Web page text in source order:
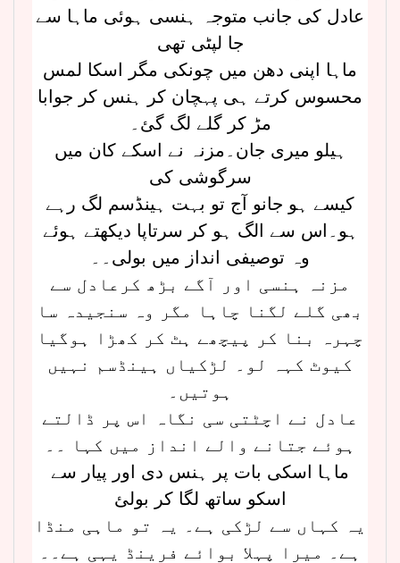
عادل کی جانب متوجہ ہنسی ہوئی ماہا سے
جا لپٹی تھی
ماہا اپنی دھن میں چونکی مگر اسکا لمس
محسوس کرتے ہی پہچان کر ہنس کر جوابا
مڑ کر گلے لگ گئ۔
ہیلو میری جان۔مزنہ نے اسکے کان میں
سرگوشی کی
کیسے ہو جانو آج تو بہت ہینڈسم لگ رہے
ہو۔اس سے الگ ہو کر سرتاپا دیکھتے ہوئے
وہ توصیفی انداز میں بولی۔۔
مزنہ ہنسی اور آگے بڑھ کرعادل سے
بھی گلے لگنا چاہا مگر وہ سنجیدہ سا
چہرہ بنا کر پیچھے ہٹ کر کھڑا ہوگیا
کیوٹ کہہ لو۔ لڑکیاں ہینڈسم نہیں
ہوتیں۔
عادل نے اچٹتی سی نگاہ اس پر ڈالتے
ہوئے جتانے والے انداز میں کہا ۔۔
ماہا اسکی بات پر ہنس دی اور پیار سے
اسکو ساتھ لگا کر بولئ
یہ کہاں سے لڑکی ہے۔ یہ تو ماہی منڈا
ہے۔ میرا پہلا بوائے فرینڈ یہی ہے۔۔